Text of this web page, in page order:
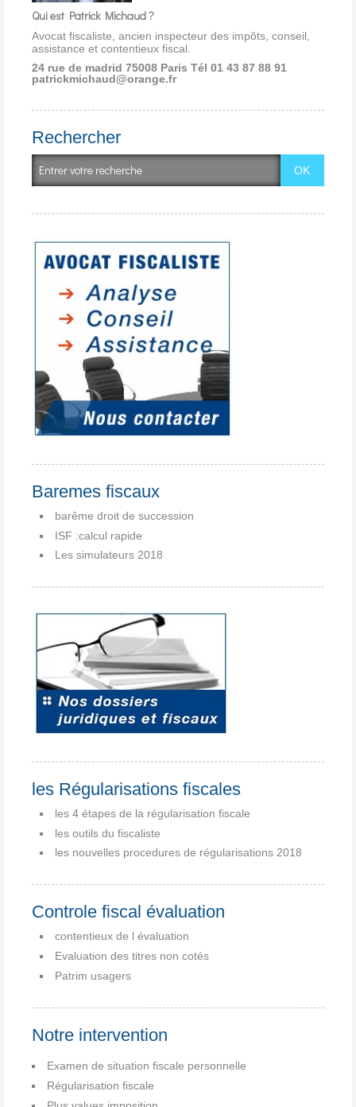
Qui est Patrick Michaud ?
Avocat fiscaliste, ancien inspecteur des impôts, conseil,
assistance et contentieux fiscal.
24 rue de madrid 75008 Paris Tél 01 43 87 88 91
patrickmichaud@orange.fr
Rechercher
Baremes fiscaux
barême droit de succession
ISF :calcul rapide
Les simulateurs 2018
les Régularisations fiscales
les 4 étapes de la régularisation fiscale
les outils du fiscaliste
les nouvelles procedures de régularisations 2018
Controle fiscal évaluation
contentieux de l évaluation
Evaluation des titres non cotés
Patrim usagers
Notre intervention
Examen de situation fiscale personnelle
Régularisation fiscale